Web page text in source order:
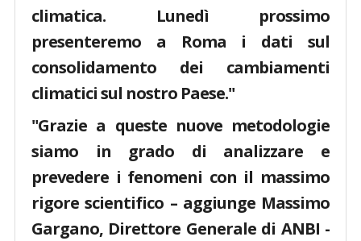
climatica. Lunedì prossimo
presenteremo a Roma i dati sul
consolidamento dei cambiamenti
climatici sul nostro Paese."
"Grazie a queste nuove metodologie
siamo in grado di analizzare e
prevedere i fenomeni con il massimo
rigore scientifico – aggiunge Massimo
Gargano, Direttore Generale di ANBI -